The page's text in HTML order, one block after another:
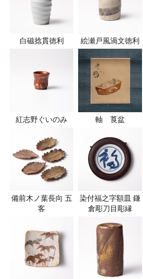
白磁捻貫徳利 絵瀬戸風渦文徳利
紅志野ぐいのみ 軸 莨盆
備前木ノ葉長向 五
客
染付福之字額皿 鎌
倉彫刀目彫縁